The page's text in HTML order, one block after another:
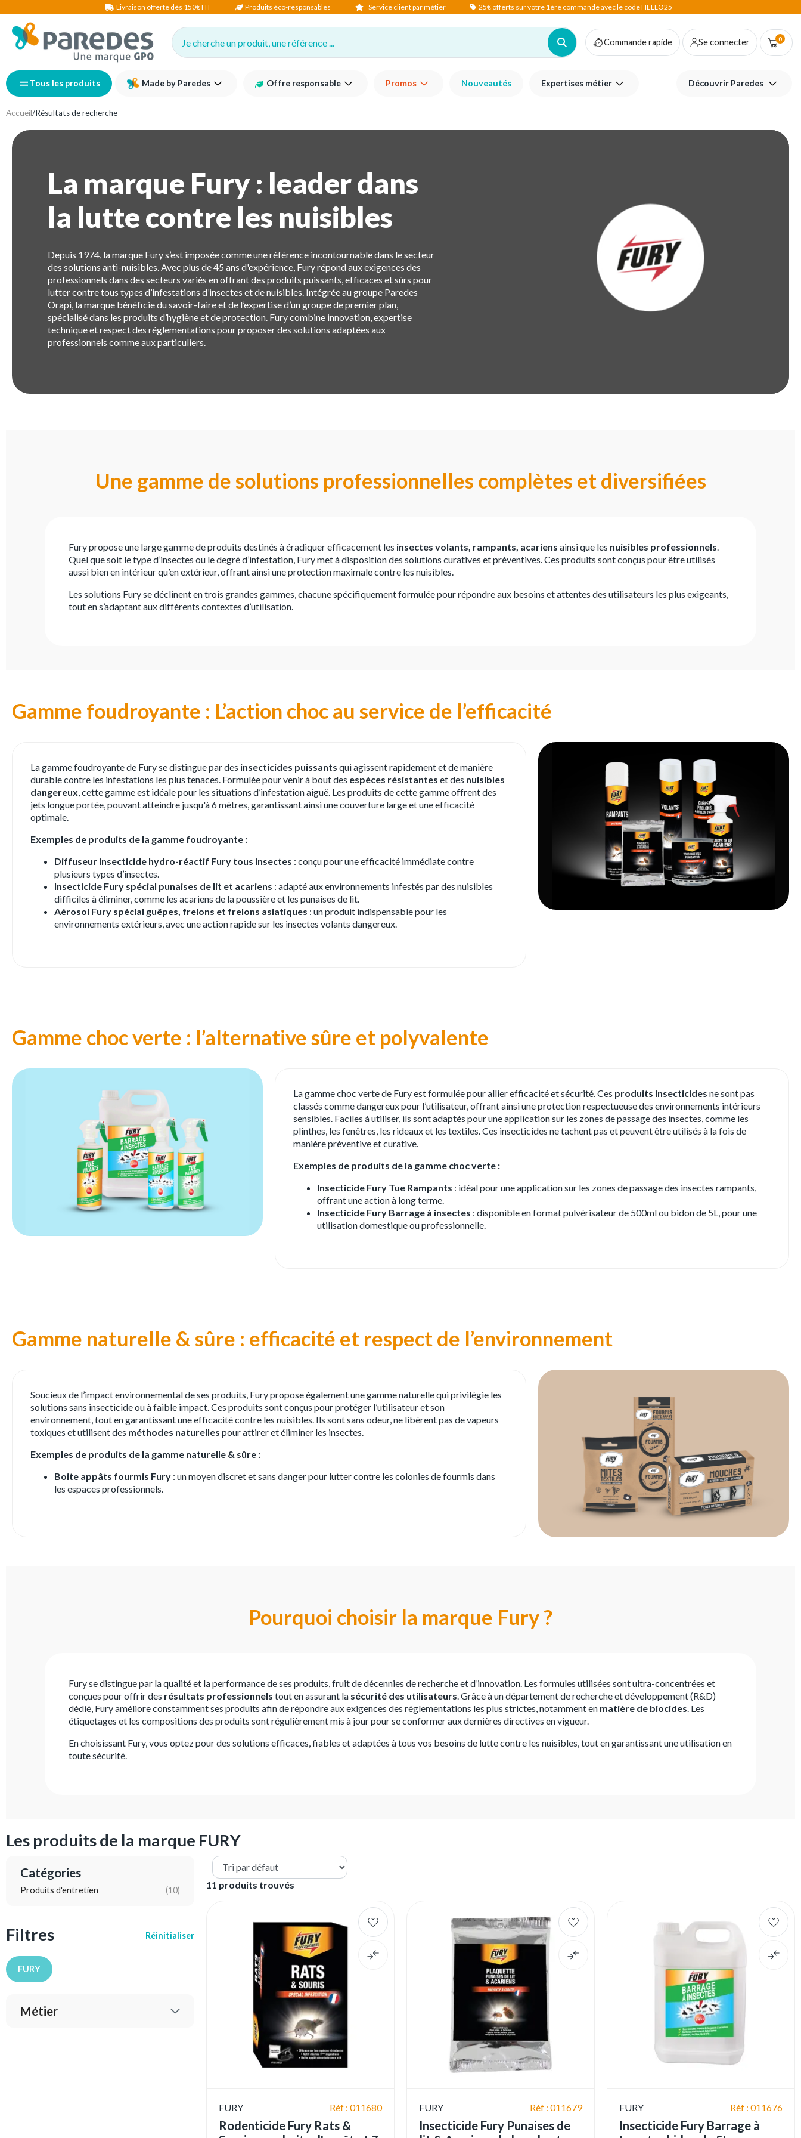
Livraison offerte dès 150€ HT Produits éco-responsables Service client par métier 25€ offerts sur votre 1ère commande avec le code HELLO25
Je cherche un produit, une référence ... Commande rapide Se connecter 0
Tous les produits Made by Paredes Offre responsable Promos Nouveautés Expertises métier Découvrir Paredes
Accueil/Résultats de recherche
La marque Fury : leader dans
la lutte contre les nuisibles
Depuis 1974, la marque Fury s’est imposée comme une référence incontournable dans le secteur
des solutions anti-nuisibles. Avec plus de 45 ans d'expérience, Fury répond aux exigences des
professionnels dans des secteurs variés en offrant des produits puissants, efficaces et sûrs pour
lutter contre tous types d’infestations d’insectes et de nuisibles. Intégrée au groupe Paredes
Orapi, la marque bénéficie du savoir-faire et de l’expertise d’un groupe de premier plan,
spécialisé dans les produits d’hygiène et de protection. Fury combine innovation, expertise
technique et respect des réglementations pour proposer des solutions adaptées aux
professionnels comme aux particuliers.
Une gamme de solutions professionnelles complètes et diversifiées
Fury propose une large gamme de produits destinés à éradiquer efficacement les insectes volants, rampants, acariens ainsi que les nuisibles professionnels.
Quel que soit le type d’insectes ou le degré d’infestation, Fury met à disposition des solutions curatives et préventives. Ces produits sont conçus pour être utilisés
aussi bien en intérieur qu’en extérieur, offrant ainsi une protection maximale contre les nuisibles.
Les solutions Fury se déclinent en trois grandes gammes, chacune spécifiquement formulée pour répondre aux besoins et attentes des utilisateurs les plus exigeants,
tout en s’adaptant aux différents contextes d’utilisation.
Gamme foudroyante : L’action choc au service de l’efficacité
La gamme foudroyante de Fury se distingue par des insecticides puissants qui agissent rapidement et de manière
durable contre les infestations les plus tenaces. Formulée pour venir à bout des espèces résistantes et des nuisibles
dangereux, cette gamme est idéale pour les situations d’infestation aiguë. Les produits de cette gamme offrent des
jets longue portée, pouvant atteindre jusqu'à 6 mètres, garantissant ainsi une couverture large et une efficacité
optimale.
Exemples de produits de la gamme foudroyante :
Diffuseur insecticide hydro-réactif Fury tous insectes : conçu pour une efficacité immédiate contre
plusieurs types d’insectes.
Insecticide Fury spécial punaises de lit et acariens : adapté aux environnements infestés par des nuisibles
difficiles à éliminer, comme les acariens de la poussière et les punaises de lit.
Aérosol Fury spécial guêpes, frelons et frelons asiatiques : un produit indispensable pour les
environnements extérieurs, avec une action rapide sur les insectes volants dangereux.
Gamme choc verte : l’alternative sûre et polyvalente
La gamme choc verte de Fury est formulée pour allier efficacité et sécurité. Ces produits insecticides ne sont pas
classés comme dangereux pour l’utilisateur, offrant ainsi une protection respectueuse des environnements intérieurs
sensibles. Faciles à utiliser, ils sont adaptés pour une application sur les zones de passage des insectes, comme les
plinthes, les fenêtres, les rideaux et les textiles. Ces insecticides ne tachent pas et peuvent être utilisés à la fois de
manière préventive et curative.
Exemples de produits de la gamme choc verte :
Insecticide Fury Tue Rampants : idéal pour une application sur les zones de passage des insectes rampants,
offrant une action à long terme.
Insecticide Fury Barrage à insectes : disponible en format pulvérisateur de 500ml ou bidon de 5L, pour une
utilisation domestique ou professionnelle.
Gamme naturelle & sûre : efficacité et respect de l’environnement
Soucieux de l’impact environnemental de ses produits, Fury propose également une gamme naturelle qui privilégie les
solutions sans insecticide ou à faible impact. Ces produits sont conçus pour protéger l’utilisateur et son
environnement, tout en garantissant une efficacité contre les nuisibles. Ils sont sans odeur, ne libèrent pas de vapeurs
toxiques et utilisent des méthodes naturelles pour attirer et éliminer les insectes.
Exemples de produits de la gamme naturelle & sûre :
Boite appâts fourmis Fury : un moyen discret et sans danger pour lutter contre les colonies de fourmis dans
les espaces professionnels.
Pourquoi choisir la marque Fury ?
Fury se distingue par la qualité et la performance de ses produits, fruit de décennies de recherche et d’innovation. Les formules utilisées sont ultra-concentrées et
conçues pour offrir des résultats professionnels tout en assurant la sécurité des utilisateurs. Grâce à un département de recherche et développement (R&D)
dédié, Fury améliore constamment ses produits afin de répondre aux exigences des réglementations les plus strictes, notamment en matière de biocides. Les
étiquetages et les compositions des produits sont régulièrement mis à jour pour se conformer aux dernières directives en vigueur.
En choisissant Fury, vous optez pour des solutions efficaces, fiables et adaptées à tous vos besoins de lutte contre les nuisibles, tout en garantissant une utilisation en
toute sécurité.
Les produits de la marque FURY
Catégories
Produits d'entretien (10)
Filtres
FURY
Réinitialiser
Métier
11 produits trouvés
FURY Réf : 011680
Rodenticide Fury Rats &
FURY Réf : 011679
Insecticide Fury Punaises de
FURY Réf : 011676
Insecticide Fury Barrage à